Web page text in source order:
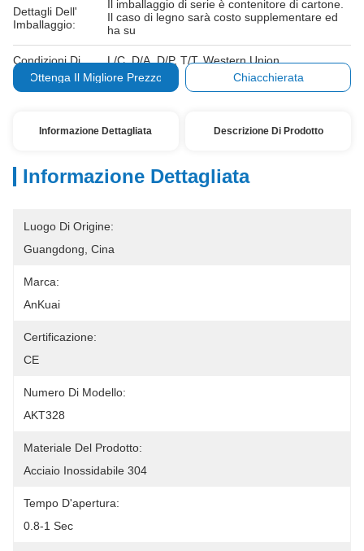
Dettagli Dell'
Imballaggio:
Il imballaggio di serie è contenitore di cartone.
Il caso di legno sarà costo supplementare ed
ha su
Condizioni Di
Pagamento:
L/C, D/A, D/P, T/T, Western Union
Ottenga Il Migliore Prezzo
Chiacchierata
Informazione Dettagliata Descrizione Di Prodotto
Informazione Dettagliata
Luogo Di Origine:
Guangdong, Cina
Marca:
AnKuai
Certificazione:
CE
Numero Di Modello:
AKT328
Materiale Del Prodotto:
Acciaio Inossidabile 304
Tempo D'apertura:
0.8-1 Sec